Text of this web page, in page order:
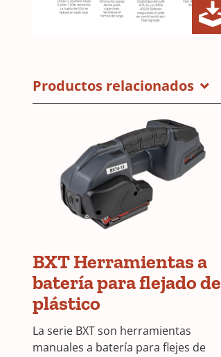
a
new
Productos relacionados
BXT Herramientas a
batería para flejado de
plástico
La serie BXT son herramientas
manuales a batería para flejes de